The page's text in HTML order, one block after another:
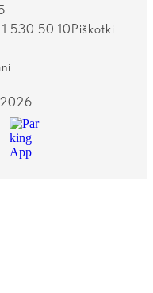
530 50 10 Piškotki
2026